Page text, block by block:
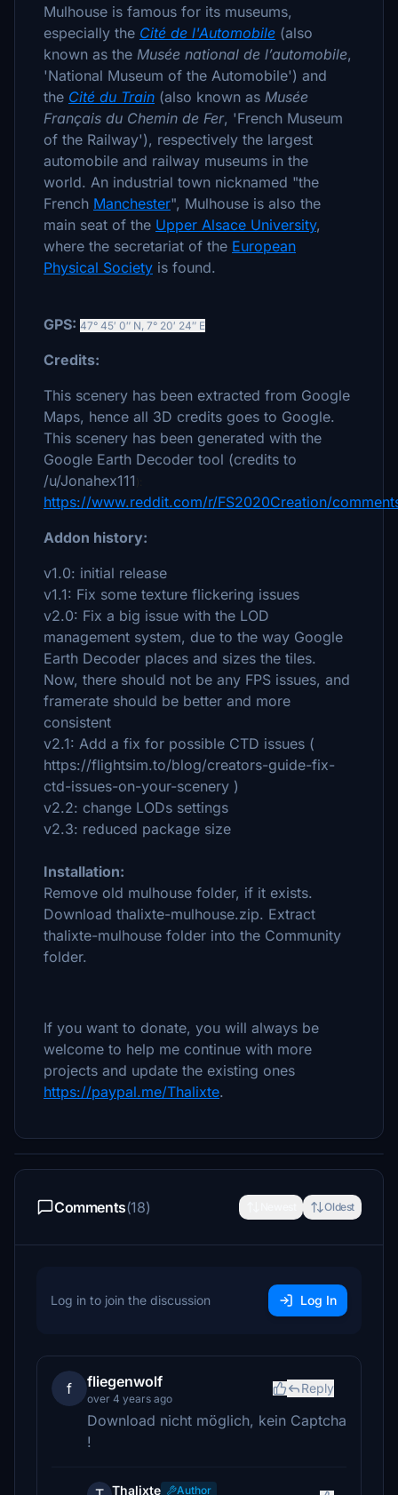
Mulhouse is famous for its museums,
especially the Cité de l'Automobile (also
known as the Musée national de l’automobile,
'National Museum of the Automobile') and
the Cité du Train (also known as Musée
Français du Chemin de Fer, 'French Museum
of the Railway'), respectively the largest
automobile and railway museums in the
world. An industrial town nicknamed "the
French Manchester", Mulhouse is also the
main seat of the Upper Alsace University,
where the secretariat of the European
Physical Society is found.
GPS: 47° 45′ 0″ N, 7° 20′ 24″ E
Credits:
This scenery has been extracted from Google
Maps, hence all 3D credits goes to Google.
This scenery has been generated with the
Google Earth Decoder tool (credits to
/u/Jonahex111
https://www.reddit.com/r/FS2020Creation/
Addon history:
v1.0: initial release
v1.1: Fix some texture flickering issues
v2.0: Fix a big issue with the LOD
management system, due to the way Google
Earth Decoder places and sizes the tiles.
Now, there should not be any FPS issues, and
framerate should be better and more
consistent
v2.1: Add a fix for possible CTD issues (
https://flightsim.to/blog/creators-guide-fix-
ctd-issues-on-your-scenery )
v2.2: change LODs settings
v2.3: reduced package size
Installation:
Remove old mulhouse folder, if it exists.
Download thalixte-mulhouse.zip. Extract
thalixte-mulhouse folder into the Community
folder.
If you want to donate, you will always be
welcome to help me continue with more
projects and update the existing ones
https://paypal.me/Thalixte.
Comments(18) Oldest
Log in to join the discussion Log In
f fliegenwolf
over 4 years ago
Reply
Download nicht möglich, kein Captcha
!
Thalixte Author